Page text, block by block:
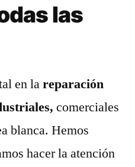
las
en lareparación
comerciales
blanca. Hemos
hacer la atención